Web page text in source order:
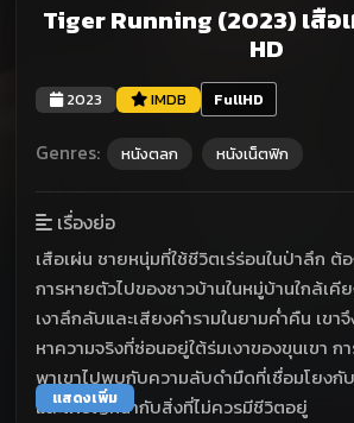
Tiger Running (2023) เสือ
HD
2023 IMDB FullHD
Genres: หนังตลก หนังเน็ตฟิก
เรื่องย่อ
เสือเผ่น ชายหนุ่มที่ใช้ชีวิตเร่ร่อนในป่าลึก
การหายตัวไปของชาวบ้านในหมู่บ้านใกล้เคี
เงาลึกลับและเสียงคำรามในยามค่ำคืน เขา
หาความจริงที่ซ่อนอยู่ใต้ร่มเงาของขุนเขา
พาเขาไปพบกับความลับดำมืดที่เชื่อมโยงกั
และเผชิญหน้ากับสิ่งที่ไม่ควรมีชีวิตอยู่
แสดงเพิ่ม